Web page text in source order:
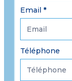
Email *
Téléphone